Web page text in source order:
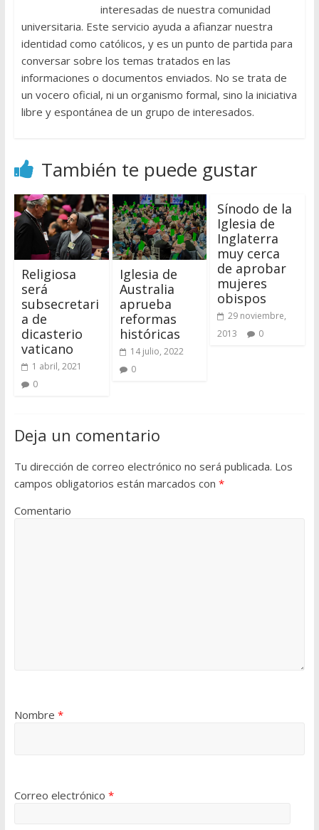
interesadas de nuestra comunidad
universitaria. Este servicio ayuda a afianzar nuestra
identidad como católicos, y es un punto de partida para
conversar sobre los temas tratados en las
informaciones o documentos enviados. No se trata de
un vocero oficial, ni un organismo formal, sino la iniciativa
libre y espontánea de un grupo de interesados.
También te puede gustar
Religiosa
será
subsecretari
a de
dicasterio
vaticano
1 abril, 2021
0
Iglesia de
Australia
aprueba
reformas
históricas
14 julio, 2022
0
Sínodo de la
Iglesia de
Inglaterra
muy cerca
de aprobar
mujeres
obispos
29 noviembre,
2013
0
Deja un comentario
Tu dirección de correo electrónico no será publicada. Los
campos obligatorios están marcados con *
Comentario
Nombre *
Correo electrónico *